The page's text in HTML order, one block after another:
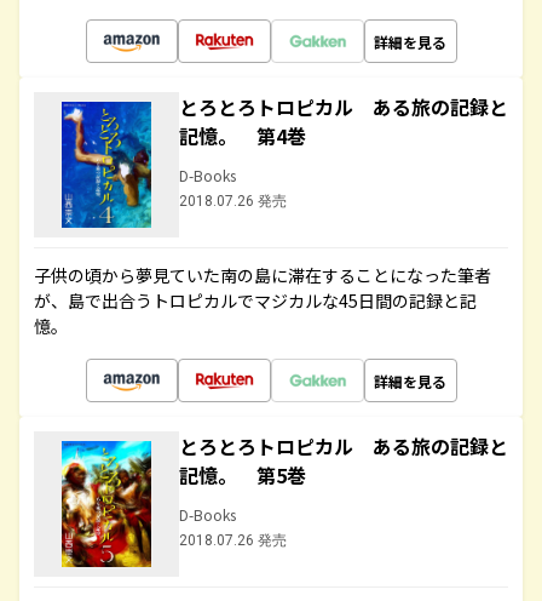
詳細を見る
とろとろトロピカル ある旅の記録と
記憶。 第4巻
D-Books
2018.07.26 発売
子供の頃から夢見ていた南の島に滞在することになった筆者
が、島で出合うトロピカルでマジカルな45日間の記録と記
憶。
詳細を見る
とろとろトロピカル ある旅の記録と
記憶。 第5巻
D-Books
2018.07.26 発売